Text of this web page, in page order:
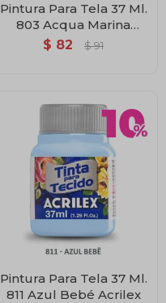
Pintura Para Tela 37 Ml.
803 Acqua Marina
Acrilex
$ 82 $ 91
Pintura Para Tela 37 Ml.
811 Azul Bebé Acrilex